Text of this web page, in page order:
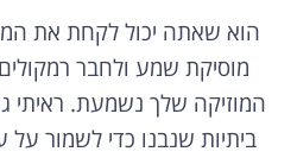
הוא שאתה יכול לקחת את
מוסיקת שמע ולחבר
המוזיקה שלך נשמעת.
ביתיות שנבנו כדי לשמור